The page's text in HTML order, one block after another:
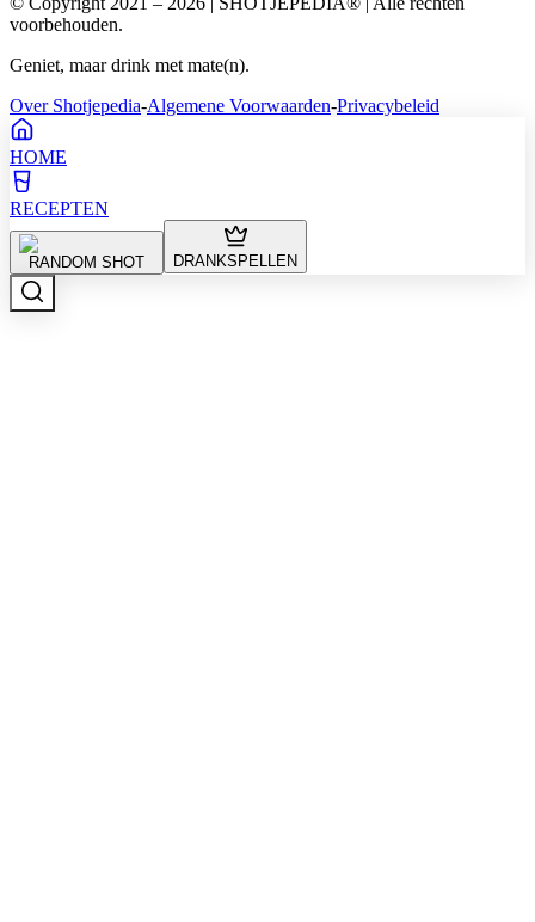
voorbehouden.
Geniet, maar drink met mate(n).
Over Shotjepedia-Algemene Voorwaarden-Privacybeleid
HOME
RECEPTEN
RANDOM SHOT DRANKSPELLEN